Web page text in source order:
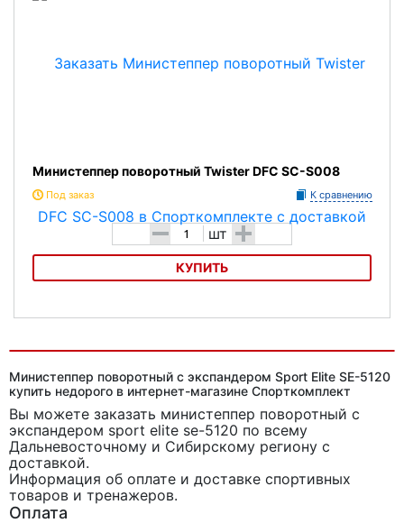
Министеппер поворотный Twister DFC SC-S008
Под заказ К сравнению
- шт +
КУПИТЬ
Министеппер поворотный с экспандером Sport Elite SE-5120
купить недорого в интернет-магазине Спорткомплект
Вы можете заказать министеппер поворотный с
экспандером sport elite se-5120 по всему
Дальневосточному и Сибирскому региону с
доставкой.
Информация об оплате и доставке спортивных
товаров и тренажеров.
Оплата